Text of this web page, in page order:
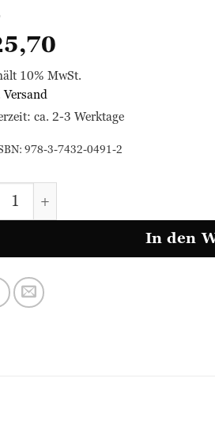
10% MwSt.
Versand
ca. 2-3 Werktage
978-3-7432-0491-2
Fat Notebook - Alles, was du
In den